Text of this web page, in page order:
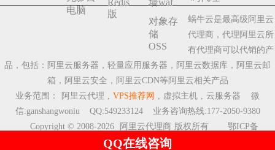
电脑
Redis
版
墙waf
对象存
储
OSS
蜗牛云是最高级阿里云
代理商，代理阿里云所
有代理商可以代销的产
品，包括：阿里云服务器，轻量应用服务器，阿里云数据库，阿里云邮
箱，阿里云安全，阿里云CDN等阿里云相关产品
业务范围：
阿里云代理 , VPS推荐网 , 虚拟主机 , 云服务器
微
信:ganshangwoniu QQ:549233124 业务咨询热线:177-2050-9380
Copyright © 2008-2026
阿里云代理商 版权所有
鄂ICP备
2023009510号-8
QQ在线咨询